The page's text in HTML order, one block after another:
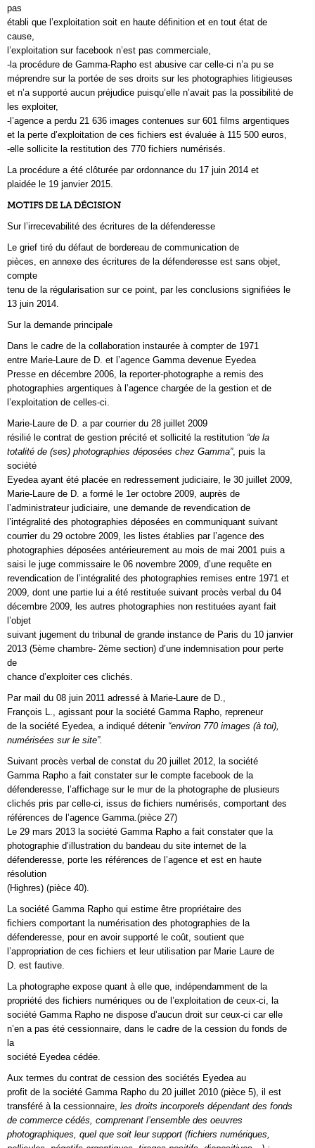
pas
établi que l’exploitation soit en haute définition et en tout état de
cause,
l’exploitation sur facebook n’est pas commerciale,
-la procédure de Gamma-Rapho est abusive car celle-ci n’a pu se
méprendre sur la portée de ses droits sur les photographies litigieuses
et n’a supporté aucun préjudice puisqu’elle n’avait pas la possibilité de
les exploiter,
-l’agence a perdu 21 636 images contenues sur 601 films argentiques
et la perte d’exploitation de ces fichiers est évaluée à 115 500 euros,
-elle sollicite la restitution des 770 fichiers numérisés.
La procédure a été clôturée par ordonnance du 17 juin 2014 et
plaidée le 19 janvier 2015.
MOTIFS DE LA DÉCISION
Sur l’irrecevabilité des écritures de la défenderesse
Le grief tiré du défaut de bordereau de communication de
pièces, en annexe des écritures de la défenderesse est sans objet,
compte
tenu de la régularisation sur ce point, par les conclusions signifiées le
13 juin 2014.
Sur la demande principale
Dans le cadre de la collaboration instaurée à compter de 1971
entre Marie-Laure de D. et l’agence Gamma devenue Eyedea
Presse en décembre 2006, la reporter-photographe a remis des
photographies argentiques à l’agence chargée de la gestion et de
l’exploitation de celles-ci.
Marie-Laure de D. a par courrier du 28 juillet 2009
résilié le contrat de gestion précité et sollicité la restitution “de la
totalité de (ses) photographies déposées chez Gamma”, puis la
société
Eyedea ayant été placée en redressement judiciaire, le 30 juillet 2009,
Marie-Laure de D. a formé le 1er octobre 2009, auprès de
l’administrateur judiciaire, une demande de revendication de
l’intégralité des photographies déposées en communiquant suivant
courrier du 29 octobre 2009, les listes établies par l’agence des
photographies déposées antérieurement au mois de mai 2001 puis a
saisi le juge commissaire le 06 novembre 2009, d’une requête en
revendication de l’intégralité des photographies remises entre 1971 et
2009, dont une partie lui a été restituée suivant procès verbal du 04
décembre 2009, les autres photographies non restituées ayant fait
l’objet
suivant jugement du tribunal de grande instance de Paris du 10 janvier
2013 (5ème chambre- 2ème section) d’une indemnisation pour perte
de
chance d’exploiter ces clichés.
Par mail du 08 juin 2011 adressé à Marie-Laure de D.,
François L., agissant pour la société Gamma Rapho, repreneur
de la société Eyedea, a indiqué détenir “environ 770 images (à toi),
numérisées sur le site”.
Suivant procès verbal de constat du 20 juillet 2012, la société
Gamma Rapho a fait constater sur le compte facebook de la
défenderesse, l’affichage sur le mur de la photographe de plusieurs
clichés pris par celle-ci, issus de fichiers numérisés, comportant des
références de l’agence Gamma.(pièce 27)
Le 29 mars 2013 la société Gamma Rapho a fait constater que la
photographie d’illustration du bandeau du site internet de la
défenderesse, porte les références de l’agence et est en haute
résolution
(Highres) (pièce 40).
La société Gamma Rapho qui estime être propriétaire des
fichiers comportant la numérisation des photographies de la
défenderesse, pour en avoir supporté le coût, soutient que
l’appropriation de ces fichiers et leur utilisation par Marie Laure de
D. est fautive.
La photographe expose quant à elle que, indépendamment de la
propriété des fichiers numériques ou de l’exploitation de ceux-ci, la
société Gamma Rapho ne dispose d’aucun droit sur ceux-ci car elle
n’en a pas été cessionnaire, dans le cadre de la cession du fonds de
la
société Eyedea cédée.
Aux termes du contrat de cession des sociétés Eyedea au
profit de la société Gamma Rapho du 20 juillet 2010 (pièce 5), il est
transféré à la cessionnaire, les droits incorporels dépendant des fonds
de commerce cédés, comprenant l’ensemble des oeuvres
photographiques, quel que soit leur support (fichiers numériques,